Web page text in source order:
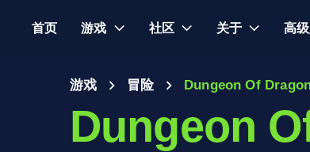
首页 游戏 社区 关于 高
游戏 冒险 Dungeon Of
Dungeon